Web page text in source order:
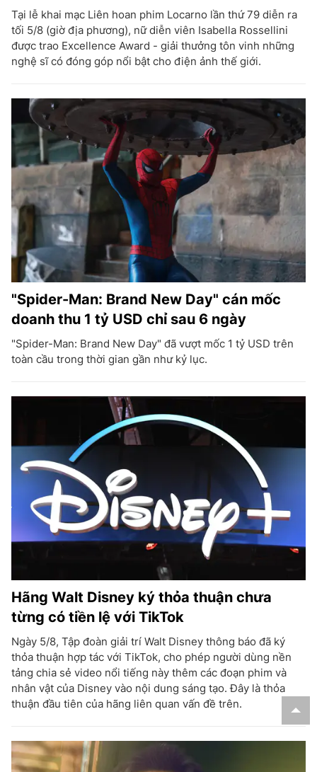
Tại lễ khai mạc Liên hoan phim Locarno lần thứ 79 diễn ra
tối 5/8 (giờ địa phương), nữ diễn viên Isabella Rossellini
được trao Excellence Award - giải thưởng tôn vinh những
nghệ sĩ có đóng góp nổi bật cho điện ảnh thế giới.
"Spider-Man: Brand New Day" cán mốc
doanh thu 1 tỷ USD chỉ sau 6 ngày
"Spider-Man: Brand New Day" đã vượt mốc 1 tỷ USD trên
toàn cầu trong thời gian gần như kỷ lục.
Hãng Walt Disney ký thỏa thuận chưa
từng có tiền lệ với TikTok
Ngày 5/8, Tập đoàn giải trí Walt Disney thông báo đã ký
thỏa thuận hợp tác với TikTok, cho phép người dùng nền
tảng chia sẻ video nổi tiếng này thêm các đoạn phim và
nhân vật của Disney vào nội dung sáng tạo. Đây là thỏa
thuận đầu tiên của hãng liên quan vấn đề trên.